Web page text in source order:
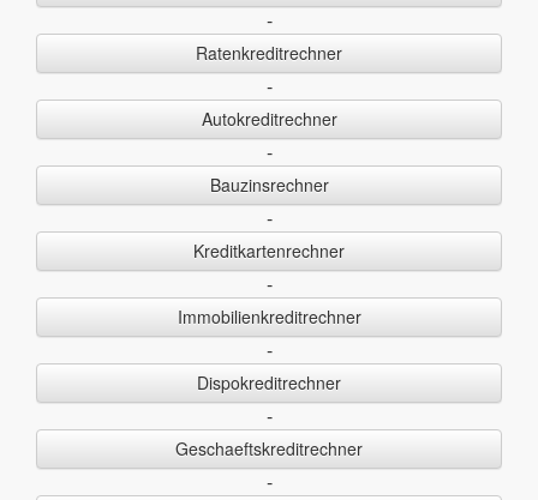
-
Ratenkreditrechner
-
Autokreditrechner
-
Bauzinsrechner
-
Kreditkartenrechner
-
Immobilienkreditrechner
-
Dispokreditrechner
-
Geschaeftskreditrechner
-